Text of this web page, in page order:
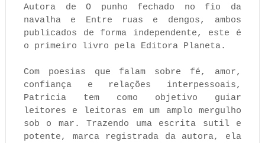
Autora de O punho fechado no fio da
navalha e Entre ruas e dengos, ambos
publicados de forma independente, este é
o primeiro livro pela Editora Planeta.
Com poesias que falam sobre fé, amor,
confiança e relações interpessoais,
Patricia tem como objetivo guiar
leitores e leitoras em um amplo mergulho
sob o mar. Trazendo uma escrita sutil e
potente, marca registrada da autora, ela